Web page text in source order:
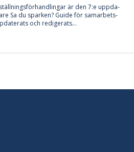
är den 7:e upp­da­
Sa du spar­ken? Guide för sam­ar­bets­
och re­di­ge­ra­ts...